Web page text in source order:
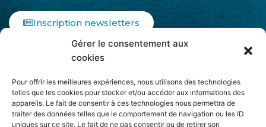
Gérer le consentement aux
cookies
Pour offrir les meilleures expériences, nous utilisons des technologies
telles que les cookies pour stocker et/ou accéder aux informations des
appareils. Le fait de consentir à ces technologies nous permettra de
traiter des données telles que le comportement de navigation ou les ID
uniques sur ce site. Le fait de ne pas consentir ou de retirer son
Inscription newsletters
e
b
o
o
t
a
g
r
L
i
k
e
d
i